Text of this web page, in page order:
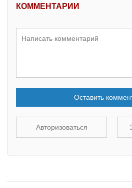
КОММЕНТАРИИ
Оставить
Авторизоваться